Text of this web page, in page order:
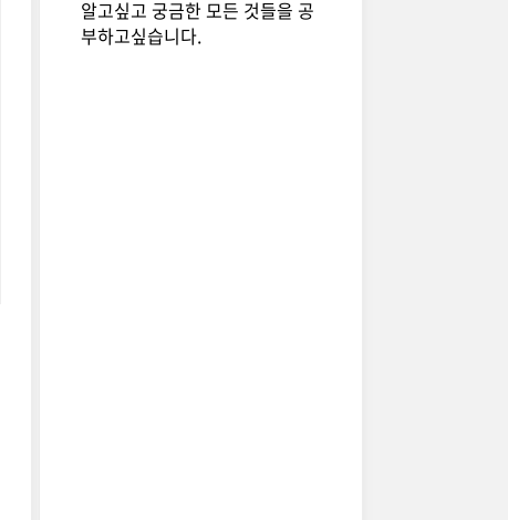
알고싶고 궁금한 모든 것들을 공
부하고싶습니다.